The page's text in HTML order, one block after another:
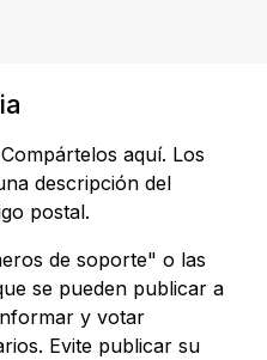
aquí. Los
descripción del
postal.
de soporte" o las
se pueden publicar a
y votar
Evite publicar su